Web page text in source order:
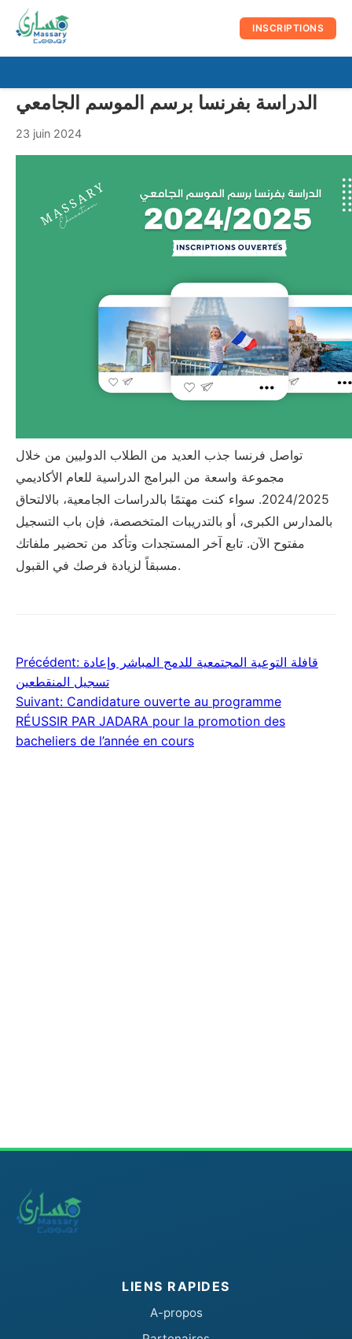
contenu
INSCRIPTIONS
الدراسة بفرنسا برسم الموسم الجامعي
23 juin 2024
تواصل فرنسا جذب العديد من الطلاب الدوليين من خلال
مجموعة واسعة من البرامج الدراسية للعام الأكاديمي
2024/2025. سواء كنت مهتمًا بالدراسات الجامعية، بالالتحاق
بالمدارس الكبرى، أو بالتدريبات المتخصصة، فإن باب التسجيل
مفتوح الآن. تابع آخر المستجدات وتأكد من تحضير ملفاتك
مسبقاً لزيادة فرصك في القبول.
Navigation
de
l’article
Précédent: قافلة التوعية المجتمعية للدمج المباشر وإعادة
تسجيل المنقطعين
Suivant: Candidature ouverte au programme
RÉUSSIR PAR JADARA pour la promotion des
bacheliers de l’année en cours
LIENS RAPIDES
A-propos